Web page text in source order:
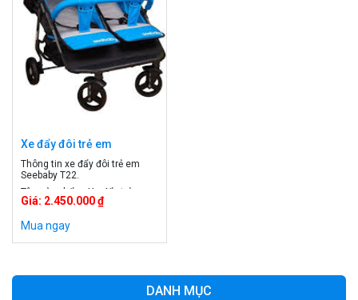
Xe đẩy đôi trẻ em
Seebaby T22
Thông tin xe đẩy đôi trẻ em
Seebaby T22.
Tên sản phẩm: Xe đẩy trẻ em
MÃ sản phẩm: T22 Chất liệu:
Hợp kim cao cấp và vải lưới Đội
tuổi: 0 - 36 tháng tuổi Chỗ ngồi:
Giá: 2.450.000 ₫
Mua ngay
DANH MỤC